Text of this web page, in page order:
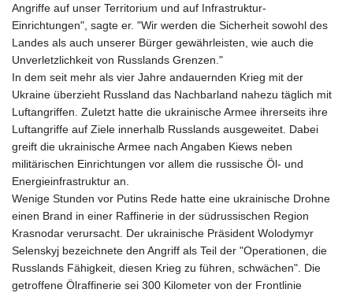
Angriffe auf unser Territorium und auf Infrastruktur-
Einrichtungen", sagte er. "Wir werden die Sicherheit sowohl des
Landes als auch unserer Bürger gewährleisten, wie auch die
Unverletzlichkeit von Russlands Grenzen."
In dem seit mehr als vier Jahre andauernden Krieg mit der
Ukraine überzieht Russland das Nachbarland nahezu täglich mit
Luftangriffen. Zuletzt hatte die ukrainische Armee ihrerseits ihre
Luftangriffe auf Ziele innerhalb Russlands ausgeweitet. Dabei
greift die ukrainische Armee nach Angaben Kiews neben
militärischen Einrichtungen vor allem die russische Öl- und
Energieinfrastruktur an.
Wenige Stunden vor Putins Rede hatte eine ukrainische Drohne
einen Brand in einer Raffinerie in der südrussischen Region
Krasnodar verursacht. Der ukrainische Präsident Wolodymyr
Selenskyj bezeichnete den Angriff als Teil der "Operationen, die
Russlands Fähigkeit, diesen Krieg zu führen, schwächen". Die
getroffene Ölraffinerie sei 300 Kilometer von der Frontlinie